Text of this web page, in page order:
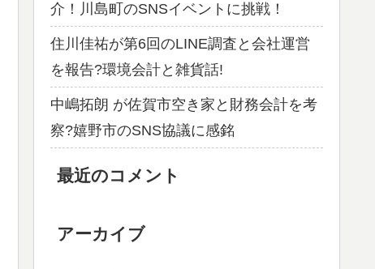
介！川島町のSNSイベントに挑戦！
住川佳祐が第6回のLINE調査と会社運営
を報告?環境会計と雑貨話!
中嶋拓朗 が佐賀市空き家と財務会計を考
察?嬉野市のSNS協議に感銘
最近のコメント
アーカイブ